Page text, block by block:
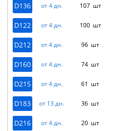
D136 от 4 дн. 107 шт
D122 от 4 дн. 100 шт
D212 от 4 дн. 96 шт
D160 от 4 дн. 74 шт
D215 от 4 дн. 61 шт
D183 от 13 дн. 36 шт
D216 от 4 дн. 20 шт